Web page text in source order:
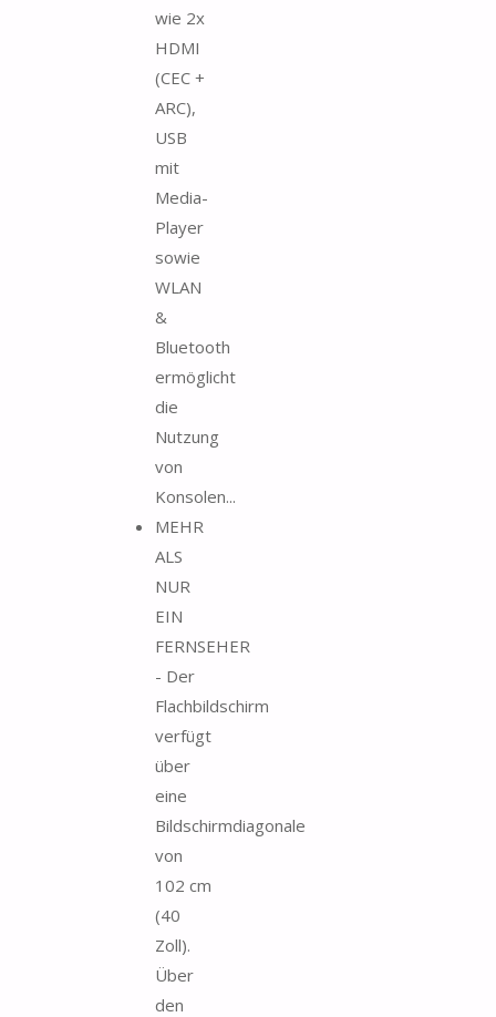
wie 2x
HDMI
(CEC +
ARC),
USB
mit
Media-
Player
sowie
WLAN
&
Bluetooth
ermöglicht
die
Nutzung
von
Konsolen...
MEHR
ALS
NUR
EIN
FERNSEHER
- Der
Flachbildschirm
verfügt
über
eine
Bildschirmdiagonale
von
102 cm
(40
Zoll).
Über
den